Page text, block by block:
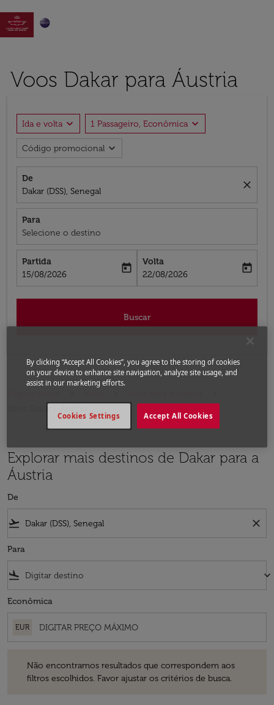

Voos Dakar para Áustria
Ida e volta expand_more 1 Passageiro, Econômica expand_more
Código promocional expand_more
De
Dakar (DSS), Senegal
close
Para
Selecione o destino
Partida
fc-booking-departure-date-aria-label
15/08/2026
today
Volta
fc-booking-return-date-aria-label
22/08/2026
today
Buscar
Explorar mais destinos de Dakar para a
Áustria
De
flight_takeoff close
Para
flight_land keyboard_arrow_down
Econômica
EUR
Não encontramos resultados que correspondem aos
filtros escolhidos. Favor ajustar os critérios de busca.
By clicking “Accept All Cookies”, you agree to the storing of cookies
on your device to enhance site navigation, analyze site usage, and
assist in our marketing efforts.
Accept All Cookies
Cookies Settings